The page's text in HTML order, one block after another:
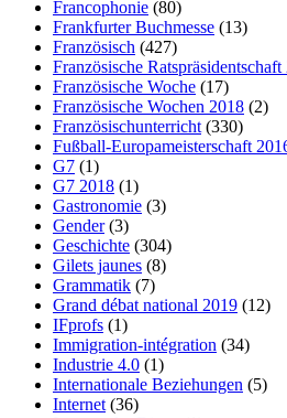
Francophonie (80)
Frankfurter Buchmesse (13)
Französisch (427)
Französische Ratspräsidentschaft
Französische Woche (17)
Französische Wochen 2018 (2)
Französischunterricht (330)
Fußball-Europameisterschaft
G7 (1)
G7 2018 (1)
Gastronomie (3)
Gender(3)
Geschichte (304)
Gilets jaunes (8)
Grammatik (7)
Grand débat national 2019 (12)
IFprofs (1)
Immigration-intégration (34)
Industrie 4.0 (1)
Internationale Beziehungen (5)
Internet (36)